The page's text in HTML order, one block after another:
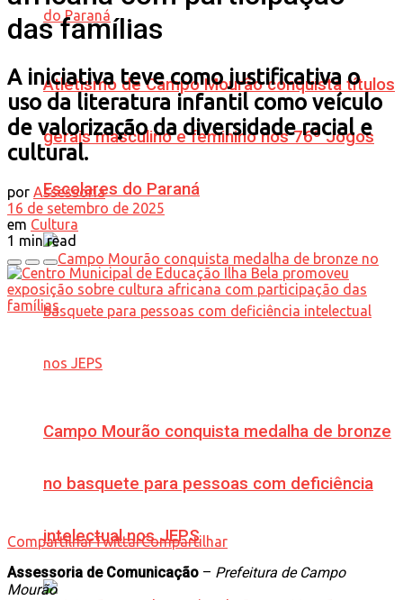
Atletismo de Campo Mourão conquista títulos
gerais masculino e feminino nos 76º Jogos
Escolares do Paraná
Campo Mourão conquista medalha de bronze
no basquete para pessoas com deficiência
intelectual nos JEPS
das famílias
A iniciativa teve como justificativa o
uso da literatura infantil como veículo
de valorização da diversidade racial e
cultural.
por Assessoria
16 de setembro de 2025
em Cultura
1 min read
CompartilharTwittarCompartilhar
Assessoria de Comunicação – Prefeitura de Campo
Mourão